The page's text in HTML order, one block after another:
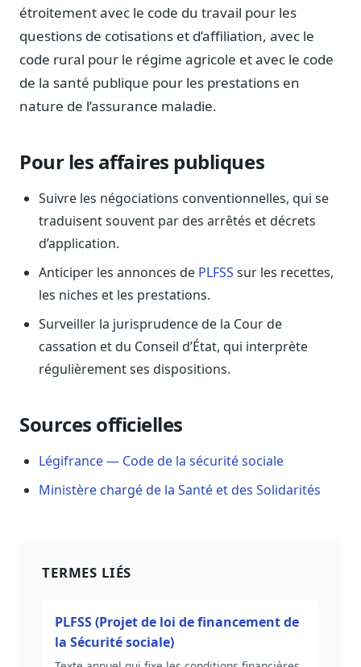
Lexique parlementaire
1027 termes expliqués
Glossaire affaires publiques
Lexique par thème métier
Sources couvertes
Nouveautés produit
Le changelog mensuel
Ils utilisent Legiwatch
Public Sénat, ONG, cabinets
Qui sommes-nous
Charte IA
Sécurité
étroitement avec le code du travail pour les
questions de cotisations et d’affiliation, avec le
code rural pour le régime agricole et avec le code
de la santé publique pour les prestations en
nature de l’assurance maladie.
Pour les affaires publiques
Suivre les négociations conventionnelles, qui se
traduisent souvent par des arrêtés et décrets
d’application.
Anticiper les annonces de PLFSS sur les recettes,
les niches et les prestations.
Surveiller la jurisprudence de la Cour de
cassation et du Conseil d’État, qui interprète
régulièrement ses dispositions.
Sources officielles
Légifrance — Code de la sécurité sociale
Ministère chargé de la Santé et des Solidarités
TERMES LIÉS
PLFSS (Projet de loi de financement de
la Sécurité sociale)